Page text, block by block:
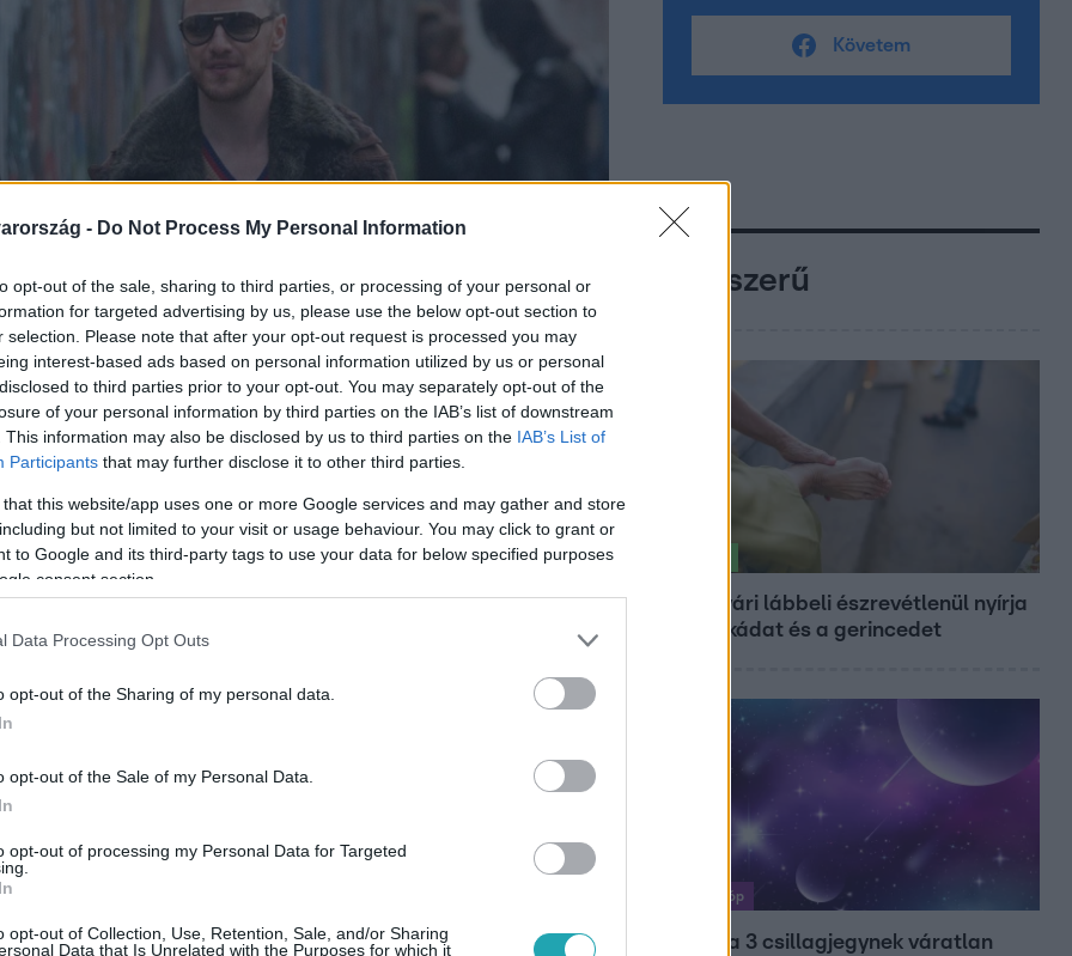
- Do Not Process My Personal Information
opt-out of the sale, sharing to third parties, or processing of your personal or
for targeted advertising by us, please use the below opt-out section to
selection. Please note that after your opt-out request is processed you may
interest-based ads based on personal information utilized by us or personal
to third parties prior to your opt-out. You may separately opt-out of the
of your personal information by third parties on the IAB’s list of downstream
This information may also be disclosed by us to third parties on the IAB’s List of
Participants that may further disclose it to other third parties.
that this website/app uses one or more Google services and may gather and store
but not limited to your visit or usage behaviour. You may click to grant or
to Google and its third-party tags to use your data for below specified purposes
consent section.
Data Processing Opt Outs
opt-out of the Sharing of my personal data.
opt-out of the Sale of my Personal Data.
opt-out of processing my Personal Data for Targeted
opt-out of Collection, Use, Retention, Sale, and/or Sharing
Data that Is Unrelated with the Purposes for which it
mozija új címet kapott és most
pedig azt is elárulta, miket követelt
amit még mindenképpen meg kellett
Követem
Népszerű
Ez a nyári lábbeli észrevétlenül nyírja
ki a bokádat és a gerincedet
Horoszkóp
Ennek a 3 csillagjegynek váratlan